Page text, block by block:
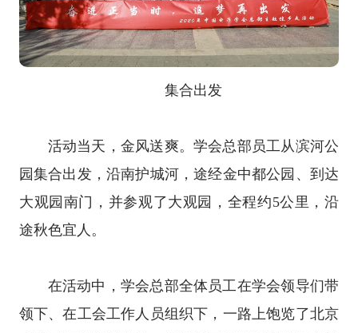
集合出发
活动当天，金风送爽。学会总部员工从滨河公
园集合出发，沿南护城河，途经金中都公园、到达
大观园南门，并参观了大观园，全程约5公里，沿
途秋色宜人。
在活动中，学会总部全体员工在学会领导们带
领下、在工会工作人员组织下，一路上饱览了北京